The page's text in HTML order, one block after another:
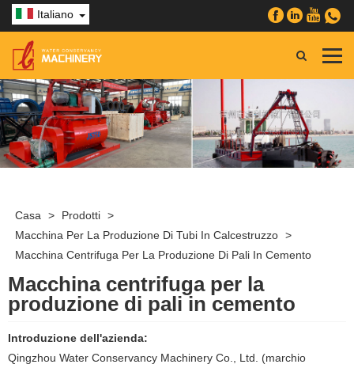
Italiano
Casa > Prodotti >
Macchina Per La Produzione Di Tubi In Calcestruzzo >
Macchina Centrifuga Per La Produzione Di Pali In Cemento
Macchina centrifuga per la
produzione di pali in cemento
Introduzione dell'azienda:
Qingzhou Water Conservancy Machinery Co., Ltd. (marchio